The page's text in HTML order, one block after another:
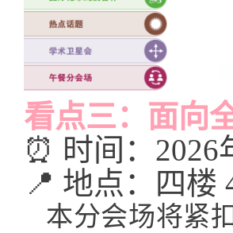
看点三：面向
⏰ 时间：2026
📍 地点：四楼
本分会场将紧